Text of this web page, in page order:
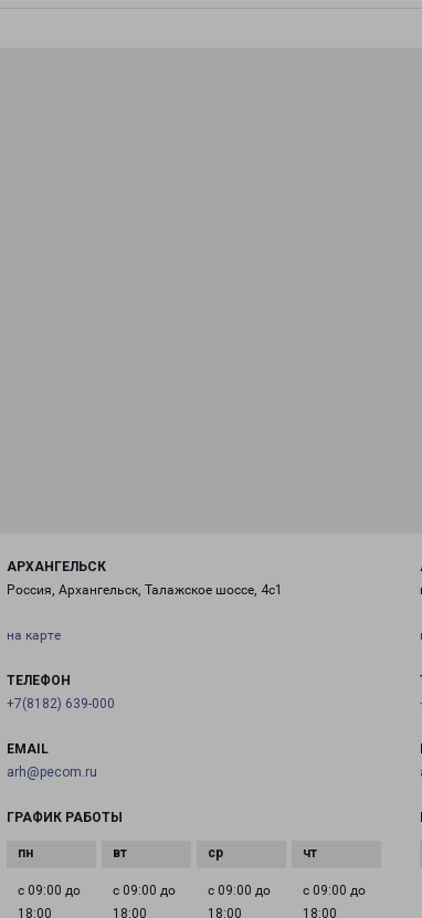
АРХАНГЕЛЬСК
Россия, Архангельск, Талажское шоссе, 4с1
на карте
ТЕЛЕФОН
+7(8182) 639-000
EMAIL
arh@pecom.ru
ГРАФИК РАБОТЫ
с 09:00 до
18:00
с 09:00 до
18:00
с 09:00 до
18:00
с 09:00 до
18:00